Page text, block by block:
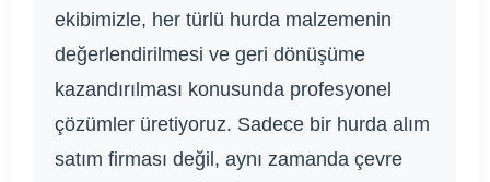
ekibimizle, her türlü hurda malzemenin
değerlendirilmesi ve geri dönüşüme
kazandırılması konusunda profesyonel
çözümler üretiyoruz. Sadece bir hurda alım
satım firması değil, aynı zamanda çevre